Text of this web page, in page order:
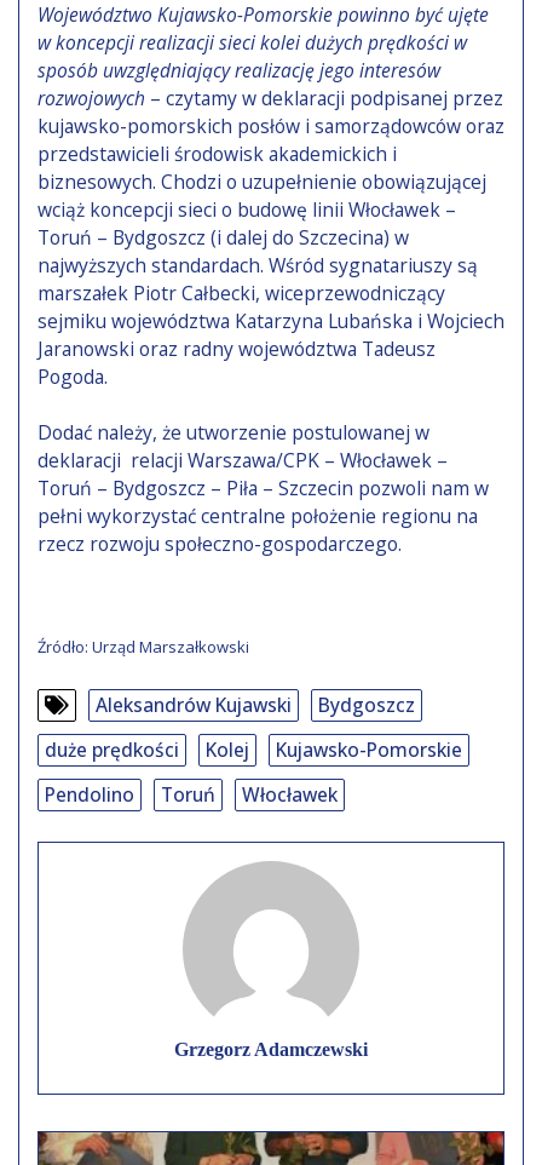
Województwo Kujawsko-Pomorskie powinno być ujęte
w koncepcji realizacji sieci kolei dużych prędkości w
sposób uwzględniający realizację jego interesów
rozwojowych – czytamy w deklaracji podpisanej przez
kujawsko-pomorskich posłów i samorządowców oraz
przedstawicieli środowisk akademickich i
biznesowych. Chodzi o uzupełnienie obowiązującej
wciąż koncepcji sieci o budowę linii Włocławek –
Toruń – Bydgoszcz (i dalej do Szczecina) w
najwyższych standardach. Wśród sygnatariuszy są
marszałek Piotr Całbecki, wiceprzewodniczący
sejmiku województwa Katarzyna Lubańska i Wojciech
Jaranowski oraz radny województwa Tadeusz
Pogoda.
Dodać należy, że utworzenie postulowanej w
deklaracji relacji Warszawa/CPK – Włocławek –
Toruń – Bydgoszcz – Piła – Szczecin pozwoli nam w
pełni wykorzystać centralne położenie regionu na
rzecz rozwoju społeczno-gospodarczego.
Źródło: Urząd Marszałkowski
Aleksandrów Kujawski
Bydgoszcz
duże prędkości
Kolej
Kujawsko-Pomorskie
Pendolino
Toruń Włocławek
Grzegorz Adamczewski